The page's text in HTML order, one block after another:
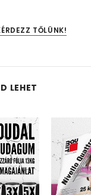
TŐLÜNK!
LEHET